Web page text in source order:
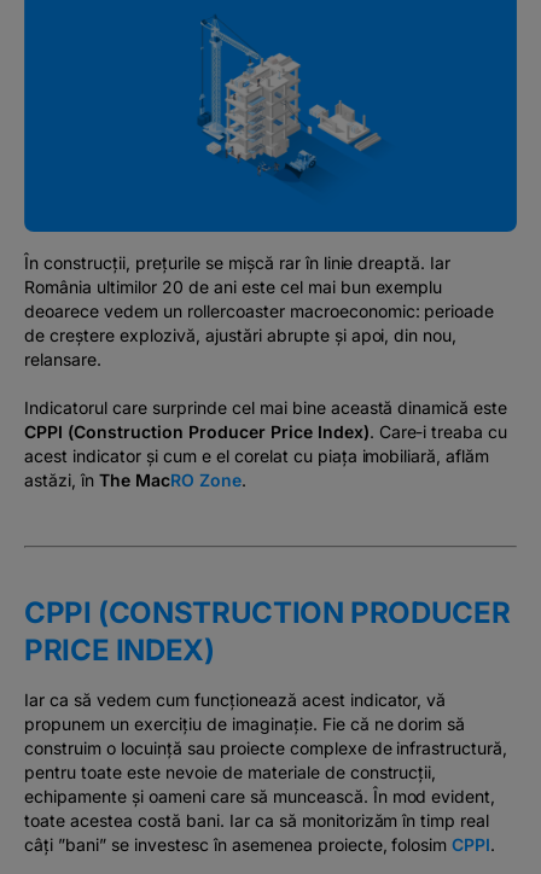
The MacRO Zone
Pentru antreprenori
Banking, pe relaxare
În construcții, prețurile se mișcă rar în linie dreaptă. Iar
România ultimilor 20 de ani este cel mai bun exemplu
deoarece vedem un rollercoaster macroeconomic: perioade
de creștere explozivă, ajustări abrupte și apoi, din nou,
relansare.
Indicatorul care surprinde cel mai bine această dinamică este
CPPI (Construction Producer Price Index). Care-i treaba cu
acest indicator și cum e el corelat cu piața imobiliară, aflăm
astăzi, în The MacRO Zone.
CPPI (CONSTRUCTION PRODUCER
PRICE INDEX)
Iar ca să vedem cum funcționează acest indicator, vă
propunem un exercițiu de imaginație. Fie că ne dorim să
construim o locuință sau proiecte complexe de infrastructură,
pentru toate este nevoie de materiale de construcții,
echipamente și oameni care să muncească. În mod evident,
toate acestea costă bani. Iar ca să monitorizăm în timp real
câți ”bani” se investesc în asemenea proiecte, folosimCPPI.